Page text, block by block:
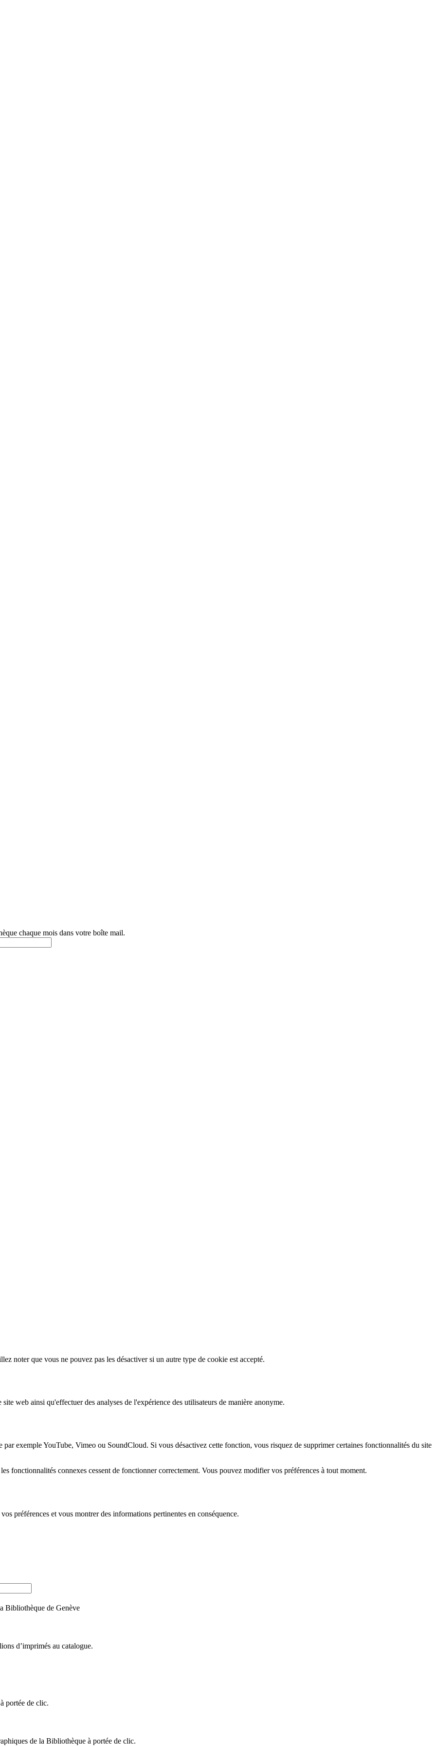
chaque mois dans votre boîte mail.
noter que vous ne pouvez pas les désactiver si un autre type de cookie est accepté.
web ainsi qu'effectuer des analyses de l'expérience des utilisateurs de manière anonyme.
exemple YouTube, Vimeo ou SoundCloud. Si vous désactivez cette fonction, vous risquez de supprimer certaines fonctionnalités du site
fonctionnalités connexes cessent de fonctionner correctement. Vous pouvez modifier vos préférences à tout moment.
préférences et vous montrer des informations pertinentes en conséquence.
Bibliothèque de Genève
d’imprimés au catalogue.
portée de clic.
de la Bibliothèque à portée de clic.